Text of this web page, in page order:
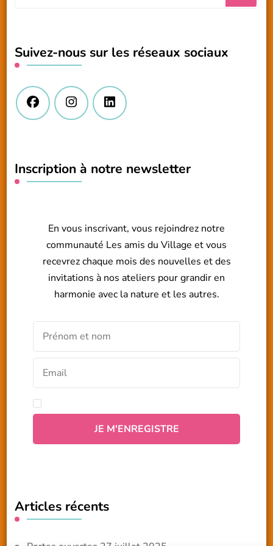
?
Suivez-nous sur les réseaux sociaux
Inscription à notre newsletter
En vous inscrivant, vous rejoindrez notre
communauté Les amis du Village et vous
recevrez chaque mois des nouvelles et des
invitations à nos ateliers pour grandir en
harmonie avec la nature et les autres.
Articles récents